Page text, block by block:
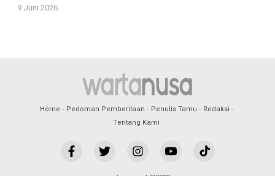
9 Juni 2026
Home Pedoman Pemberitaan Penulis Tamu
Redaksi
Tentang Kami